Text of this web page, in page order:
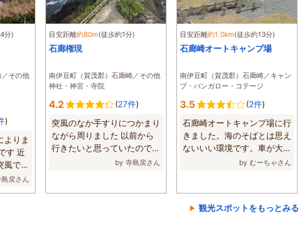
分)
その他
)
よりま
す 近
風で行
戻さん
目安距離約80m(徒歩約1分)
石廊権現
南伊豆町（賀茂郡）石廊崎／その他
神社・神宮・寺院
4.2 (27件)
突風のなか手すりにつかまり
ながら周りました 以前から
行きたいと思っていたので突
by 寺島戻さん
目安距離約1.0km(徒歩約13分)
石廊崎オートキャンプ場
南伊豆町（賀茂郡）石廊崎／キャン
プ・バンガロー・コテージ
3.5 (2件)
石廊崎オートキャンプ場に行
きました。海のそばとは思え
ないいい環境です。車が大き
by むーちゃさん
観光スポットをもっとみる